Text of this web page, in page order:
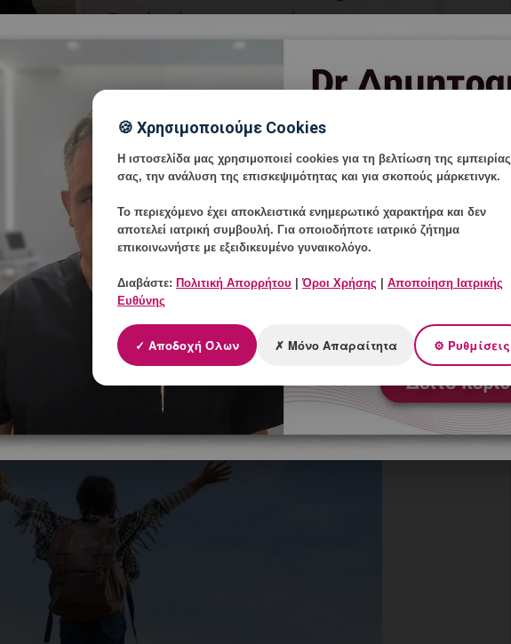
🍪 Χρησιμοποιούμε Cookies
Η ιστοσελίδα μας χρησιμοποιεί cookies για τη βελτίωση της εμπειρίας
σας, την ανάλυση της επισκεψιμότητας και για σκοπούς μάρκετινγκ.
Το περιεχόμενο έχει αποκλειστικά ενημερωτικό χαρακτήρα και δεν
αποτελεί ιατρική συμβουλή. Για οποιοδήποτε ιατρικό ζήτημα
επικοινωνήστε με εξειδικευμένο γυναικολόγο.
Διαβάστε: Πολιτική Απορρήτου |Όροι Χρήσης | Αποποίηση Ιατρικής
Ευθύνης
✓ Αποδοχή Όλων ✗ Μόνο Απαραίτητα ⚙ Ρυθμίσεις